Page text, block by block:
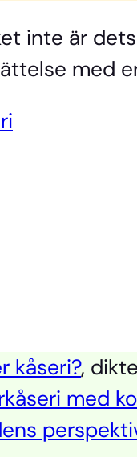
inte är
med
kåseri?,
med